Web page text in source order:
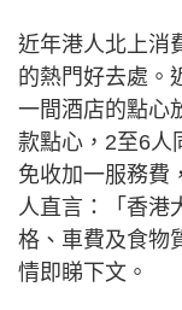
近年港人北上消
的熱門好去處。
一間酒店的點心
款點心，2至6人
免收加一服務費
人直言：「香港
格、車費及食物
情即睇下文。